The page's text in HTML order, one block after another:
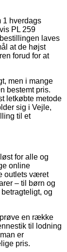
1 hverdags
PL 259
laves
at de højst
forud for at
men i mange
bestemt pris.
letkøbte metode
sig i Vejle,
til et
for alle og
online
outlets været
– til børn og
og
en række
til lodning
er
pris.